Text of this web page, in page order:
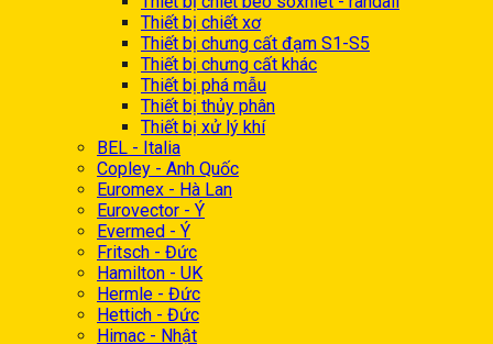
Thiết bị chiết xơ
Thiết bị chưng cất đạm S1-S5
Thiết bị chưng cất khác
Thiết bị phá mẫu
Thiết bị thủy phân
Thiết bị xử lý khí
BEL - Italia
Copley - Anh Quốc
Euromex - Hà Lan
Eurovector - Ý
Evermed - Ý
Fritsch - Đức
Hamilton - UK
Hermle - Đức
Hettich - Đức
Himac - Nhật